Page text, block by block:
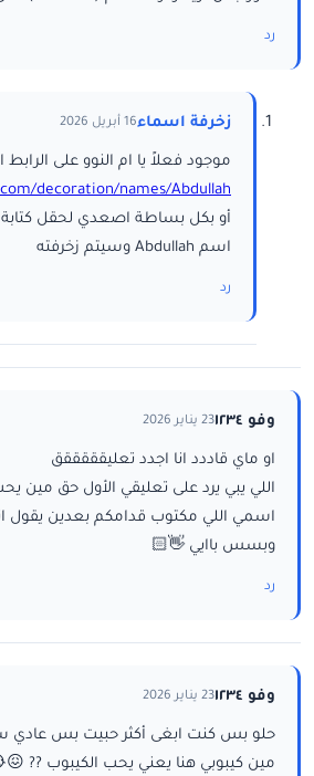
رد
زخرفة اسماء16 أبريل 2026
موجود فعلاً يا ام النوو على الرابط
decoration/names/Abdullah/
أو بكل بساطة اصعدي لحقل كتابة
اسم Abdullah وسيتم زخرفته
رد
وفو ١٢٣٤ 23 يناير 2026
او ماي قاددد انا اجدد تعليقققققق
اللي يبي يرد على تعليقي الأول حق مين
اسمي اللي مكتوب قدامكم بعدين يقول انا
وبسس باايي 👋🏻
رد
وفو ١٢٣٤ 23 يناير 2026
حلو بس كنت ابغى أكثر حبيت بس عادي
مين كيبوبي هنا يعني يحب الكيبوب ??